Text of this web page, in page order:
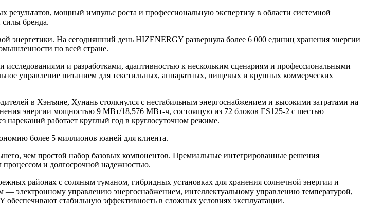
мощный импульс роста и профессиональную экспертизу в области системной
силы бренда.
энергетики. На сегодняшний день HIZENERGY развернула более 6 000 единиц хранения энергии
по всей стране.
и разработками, адаптивностью к нескольким сценариям и профессиональными
управление питанием для текстильных, аппаратных, пищевых и крупных коммерческих
в Хэнъяне, Хунань столкнулся с нестабильным энергоснабжением и высокими затратами на
энергии мощностью 9 МВт/18,576 МВт-ч, состоящую из 72 блоков ES125-2 с шестью
работает круглый год в круглосуточном режиме.
более 5 миллионов юаней для клиента.
чем простой набор базовых компонентов. Премиальные интегрированные решения
и долгосрочной надежностью.
районах с соляным туманом, гибридных установках для хранения солнечной энергии и
— электронному управлению энергоснабжением, интеллектуальному управлению температурой,
стабильную эффективность в сложных условиях эксплуатации.